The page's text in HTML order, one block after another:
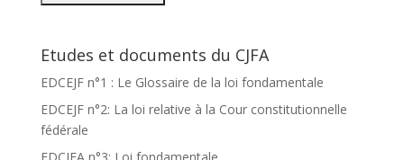
Etudes et documents du CJFA
EDCEJF n°1 : Le Glossaire de la loi fondamentale
EDCEJF n°2: La loi relative à la Cour constitutionnelle
fédérale